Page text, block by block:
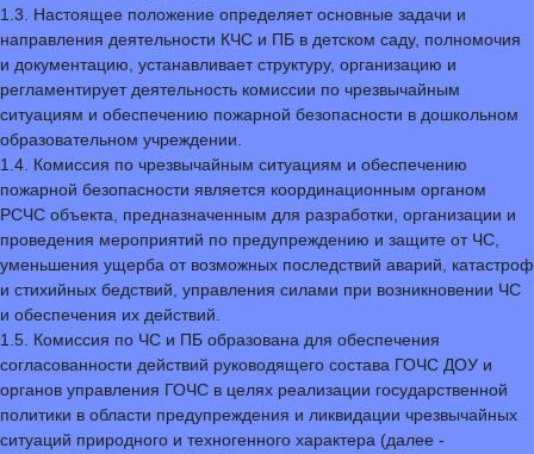
1.3. Настоящее положение определяет основные задачи и
направления деятельности КЧС и ПБ в детском саду, полномочия
и документацию, устанавливает структуру, организацию и
регламентирует деятельность комиссии по чрезвычайным
ситуациям и обеспечению пожарной безопасности в дошкольном
образовательном учреждении.
1.4. Комиссия по чрезвычайным ситуациям и обеспечению
пожарной безопасности является координационным органом
РСЧС объекта, предназначенным для разработки, организации и
проведения мероприятий по предупреждению и защите от ЧС,
уменьшения ущерба от возможных последствий аварий, катастроф
и стихийных бедствий, управления силами при возникновении ЧС
и обеспечения их действий.
1.5. Комиссия по ЧС и ПБ образована для обеспечения
согласованности действий руководящего состава ГОЧС ДОУ и
органов управления ГОЧС в целях реализации государственной
политики в области предупреждения и ликвидации чрезвычайных
ситуаций природного и техногенного характера (далее -